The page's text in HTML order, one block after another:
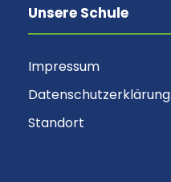
Unsere Schule
Impressum
Datenschutzerklärung
Standort